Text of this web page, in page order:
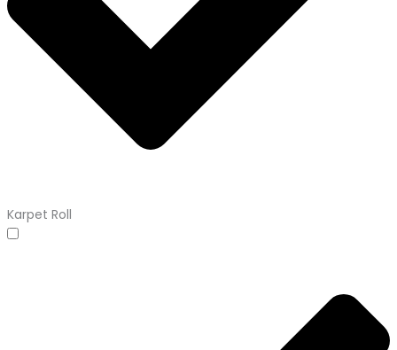
Karpet Roll